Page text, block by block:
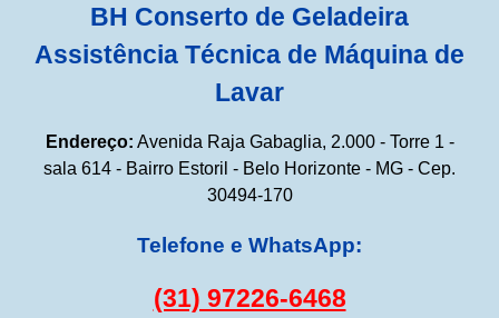
BH Conserto de Geladeira
Assistência Técnica de Máquina de
Lavar
Endereço: Avenida Raja Gabaglia, 2.000 - Torre 1 -
sala 614 - Bairro Estoril - Belo Horizonte - MG - Cep.
30494-170
Telefone e WhatsApp:
(31) 97226-6468